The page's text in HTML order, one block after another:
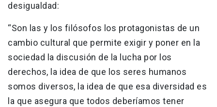
desigualdad:
“Son las y los filósofos los protagonistas de un
cambio cultural que permite exigir y poner en la
sociedad la discusión de la lucha por los
derechos, la idea de que los seres humanos
somos diversos, la idea de que esa diversidad es
la que asegura que todos deberíamos tener